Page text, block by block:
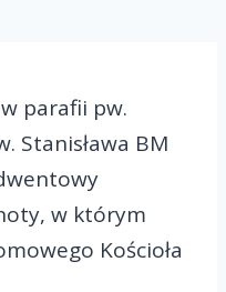
parafii pw.
Stanisława BM
w którym
Kościoła